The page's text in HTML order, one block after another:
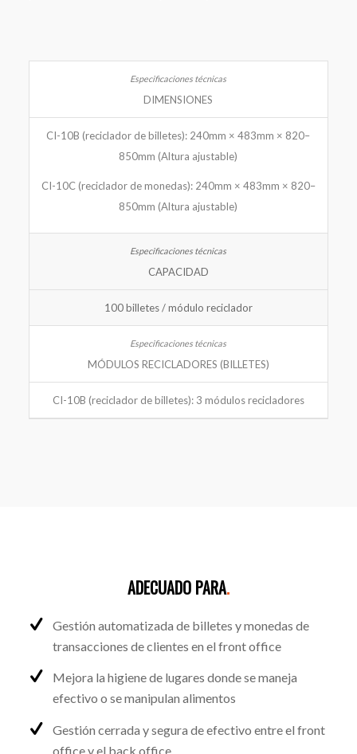
DIMENSIONES
CI-10B (reciclador de billetes): 240mm × 483mm × 820–
850mm (Altura ajustable)
CI-10C (reciclador de monedas): 240mm × 483mm × 820–
850mm (Altura ajustable)
CAPACIDAD
100 billetes / módulo reciclador
MÓDULOS RECICLADORES (BILLETES)
CI-10B (reciclador de billetes): 3 módulos recicladores
ADECUADO PARA.
Gestión automatizada de billetes y monedas de
transacciones de clientes en el front office
Mejora la higiene de lugares donde se maneja
efectivo o se manipulan alimentos
Gestión cerrada y segura de efectivo entre el front
office y el back office